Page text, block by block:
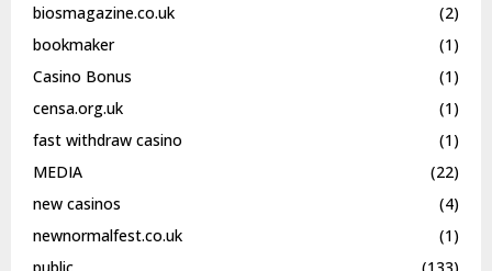
biosmagazine.co.uk
(2)
bookmaker
(1)
Casino Bonus
(1)
censa.org.uk
(1)
fast withdraw casino
(1)
MEDIA
(22)
new casinos
(4)
newnormalfest.co.uk
(1)
public
(133)